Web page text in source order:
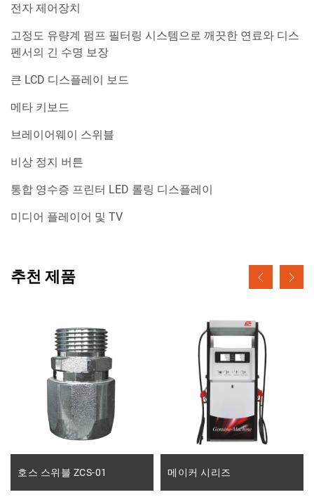
전자 제어장치
고정도 유량계 펌프 필터링 시스템으로 깨끗한 연료와 디스
펜서의 긴 수명 보장
큰 LCD 디스플레이 보드
메타 키보드
브레이어웨이 스위블
비상 정지 버튼
통합 영수증 프린터 LED 롤링 디스플레이
미디어 플레이어 및 TV
추천 제품
호스 스위블 ZCS-01 메이커 시리즈